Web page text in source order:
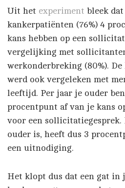
Uit het experiment bleek dat
kankerpatiënten (76%) 4
kans hebben op een
vergelijking met
werkonderbreking (80%). De
werd ook vergeleken met
leeftijd. Per jaar je ouder
procentpunt af van je kans
voor een sollicitatiegesprek.
ouder is, heeft dus 3
een uitnodiging.
Het klopt dus dat een gat in